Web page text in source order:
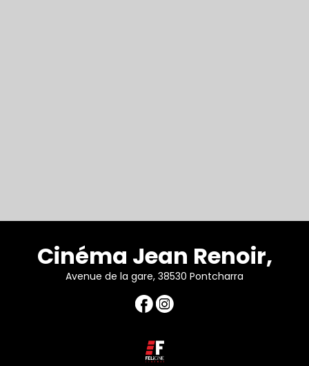
Cinéma Jean Renoir,
Avenue de la gare, 38530 Pontcharra